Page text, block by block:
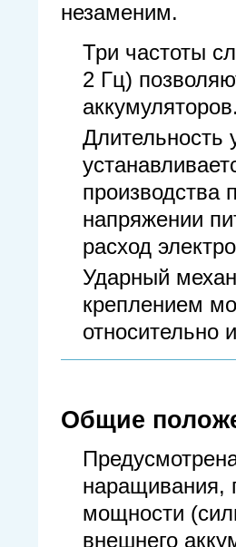
незаменим.
Три частоты
2 Гц)
Длительность
производства
напряжении
расход
Ударный
креплением
относительно
Общие
наращивания,
мощности
внешнего